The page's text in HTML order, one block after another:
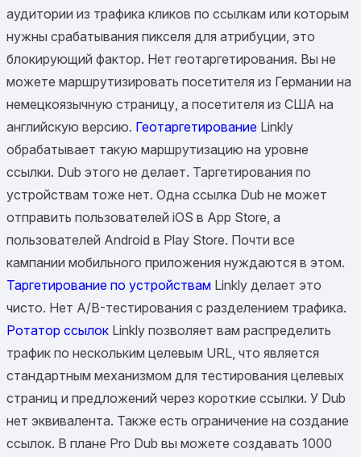
аудитории из трафика кликов по ссылкам или которым
нужны срабатывания пикселя для атрибуции, это
блокирующий фактор. Нет геотаргетирования. Вы не
можете маршрутизировать посетителя из Германии на
немецкоязычную страницу, а посетителя из США на
английскую версию. Геотаргетирование Linkly
обрабатывает такую маршрутизацию на уровне
ссылки. Dub этого не делает. Таргетирования по
устройствам тоже нет. Одна ссылка Dub не может
отправить пользователей iOS в App Store, а
пользователей Android в Play Store. Почти все
кампании мобильного приложения нуждаются в этом.
Таргетирование по устройствам Linkly делает это
чисто. Нет A/B-тестирования с разделением трафика.
Ротатор ссылок Linkly позволяет вам распределить
трафик по нескольким целевым URL, что является
стандартным механизмом для тестирования целевых
страниц и предложений через короткие ссылки. У Dub
нет эквивалента. Также есть ограничение на создание
ссылок. В плане Pro Dub вы можете создавать 1000